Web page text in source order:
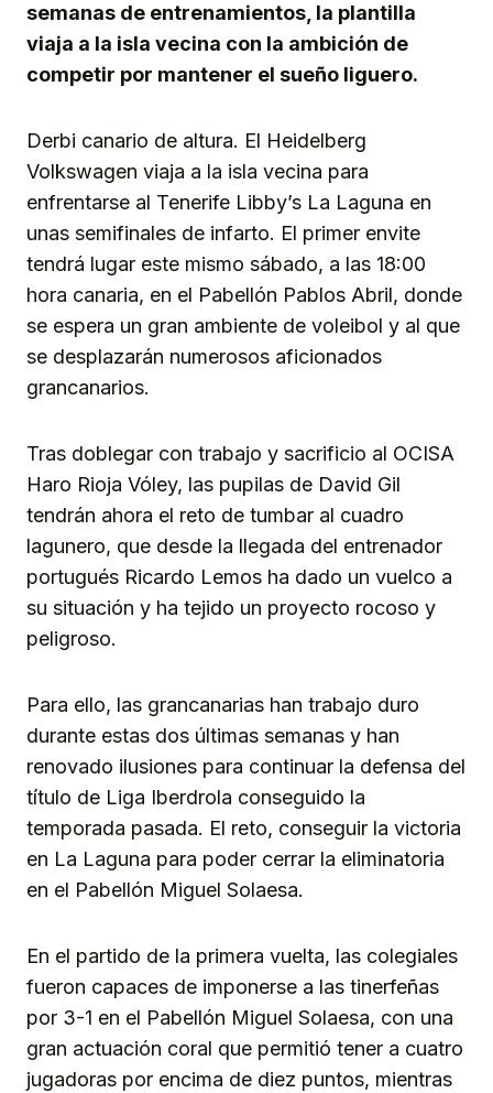
semanas de entrenamientos, la plantilla
viaja a la isla vecina con la ambición de
competir por mantener el sueño liguero.
Derbi canario de altura. El Heidelberg
Volkswagen viaja a la isla vecina para
enfrentarse al Tenerife Libby’s La Laguna en
unas semifinales de infarto. El primer envite
tendrá lugar este mismo sábado, a las 18:00
hora canaria, en el Pabellón Pablos Abril, donde
se espera un gran ambiente de voleibol y al que
se desplazarán numerosos aficionados
grancanarios.
Tras doblegar con trabajo y sacrificio al OCISA
Haro Rioja Vóley, las pupilas de David Gil
tendrán ahora el reto de tumbar al cuadro
lagunero, que desde la llegada del entrenador
portugués Ricardo Lemos ha dado un vuelco a
su situación y ha tejido un proyecto rocoso y
peligroso.
Para ello, las grancanarias han trabajo duro
durante estas dos últimas semanas y han
renovado ilusiones para continuar la defensa del
título de Liga Iberdrola conseguido la
temporada pasada. El reto, conseguir la victoria
en La Laguna para poder cerrar la eliminatoria
en el Pabellón Miguel Solaesa.
En el partido de la primera vuelta, las colegiales
fueron capaces de imponerse a las tinerfeñas
por 3-1 en el Pabellón Miguel Solaesa, con una
gran actuación coral que permitió tener a cuatro
jugadoras por encima de diez puntos, mientras